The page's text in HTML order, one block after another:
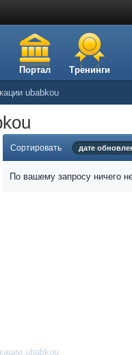
Портал Тренинги
ubabkou
Сортировать дате
По вашему запросу ничего
ubabkou